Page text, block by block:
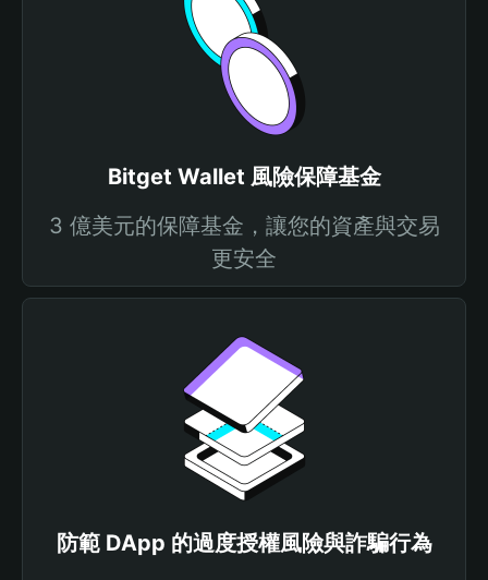
Bitget Wallet 風險保障基金
3 億美元的保障基金，讓您的資產與交易
更安全
防範 DApp 的過度授權風險與詐騙行為